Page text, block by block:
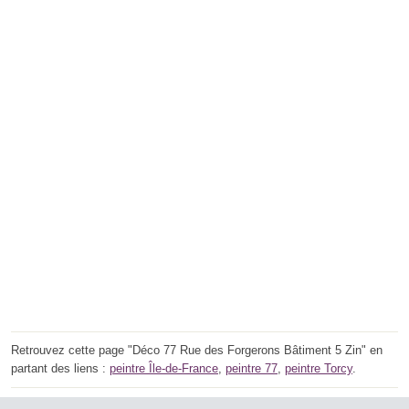
Retrouvez cette page "Déco 77 Rue des Forgerons Bâtiment 5 Zin" en
partant des liens : peintre Île-de-France, peintre 77, peintre Torcy.